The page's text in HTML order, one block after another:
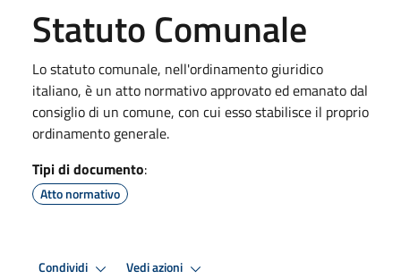
Statuto Comunale
Lo statuto comunale, nell'ordinamento giuridico
italiano, è un atto normativo approvato ed emanato dal
consiglio di un comune, con cui esso stabilisce il proprio
ordinamento generale.
Tipi di documento:
Atto normativo
Condividi Vedi azioni